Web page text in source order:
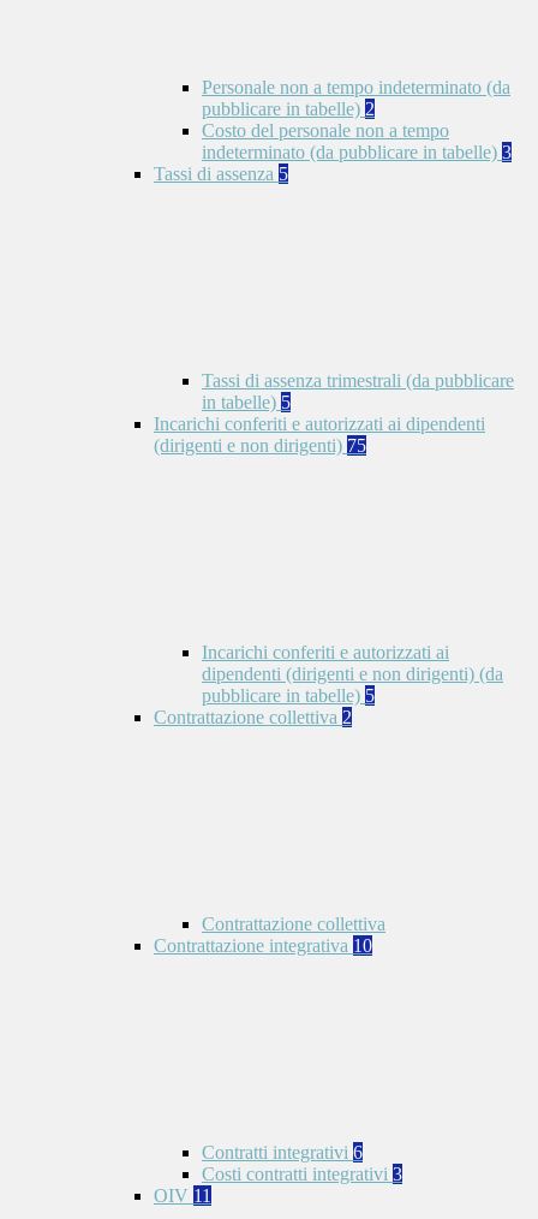
Personale non a tempo indeterminato (da
pubblicare in tabelle) 2
Costo del personale non a tempo
indeterminato (da pubblicare in tabelle) 3
Tassi di assenza 5
Tassi di assenza trimestrali (da pubblicare
in tabelle) 5
Incarichi conferiti e autorizzati ai dipendenti
(dirigenti e non dirigenti) 75
Incarichi conferiti e autorizzati ai
dipendenti (dirigenti e non dirigenti) (da
pubblicare in tabelle) 5
Contrattazione collettiva 2
Contrattazione collettiva
Contrattazione integrativa 10
Contratti integrativi 6
Costi contratti integrativi 3
OIV 11